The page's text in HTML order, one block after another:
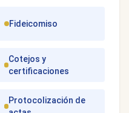
Fideicomiso
Cotejos y
certificaciones
Protocolización de